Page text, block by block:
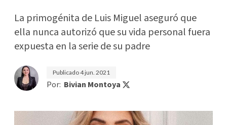
La primogénita de Luis Miguel aseguró que
ella nunca autorizó que su vida personal fuera
expuesta en la serie de su padre
Publicado4 jun. 2021
Por: Bivian Montoya